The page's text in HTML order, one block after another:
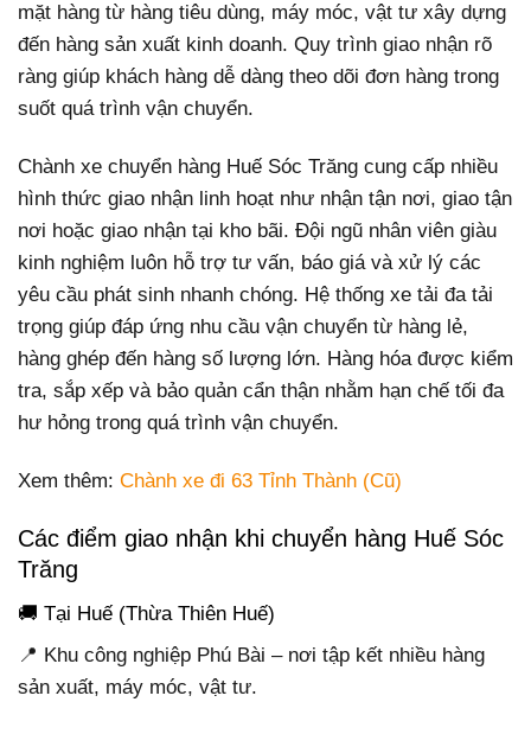
mặt hàng từ hàng tiêu dùng, máy móc, vật tư xây dựng
đến hàng sản xuất kinh doanh. Quy trình giao nhận rõ
ràng giúp khách hàng dễ dàng theo dõi đơn hàng trong
suốt quá trình vận chuyển.
Chành xe chuyển hàng Huế Sóc Trăng cung cấp nhiều
hình thức giao nhận linh hoạt như nhận tận nơi, giao tận
nơi hoặc giao nhận tại kho bãi. Đội ngũ nhân viên giàu
kinh nghiệm luôn hỗ trợ tư vấn, báo giá và xử lý các
yêu cầu phát sinh nhanh chóng. Hệ thống xe tải đa tải
trọng giúp đáp ứng nhu cầu vận chuyển từ hàng lẻ,
hàng ghép đến hàng số lượng lớn. Hàng hóa được kiểm
tra, sắp xếp và bảo quản cẩn thận nhằm hạn chế tối đa
hư hỏng trong quá trình vận chuyển.
Xem thêm: Chành xe đi 63 Tỉnh Thành (Cũ)
Các điểm giao nhận khi chuyển hàng Huế Sóc
Trăng
🚚 Tại Huế (Thừa Thiên Huế)
📍 Khu công nghiệp Phú Bài – nơi tập kết nhiều hàng
sản xuất, máy móc, vật tư.